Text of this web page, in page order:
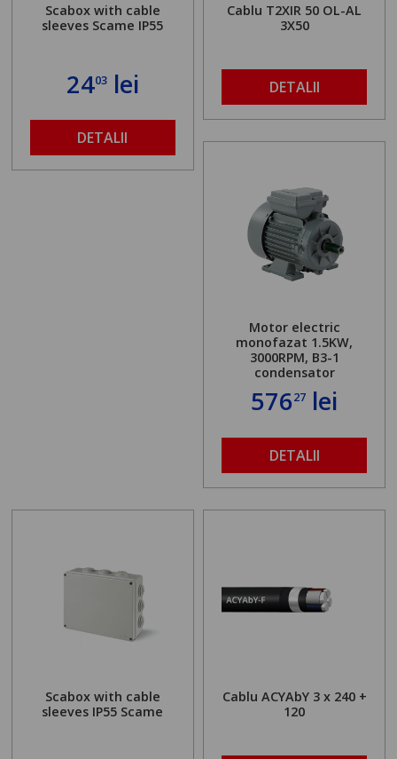
Scabox with cable
sleeves Scame IP55
2403lei
DETALII
Cablu T2XIR 50 OL-AL
3X50
DETALII
Motor electric
monofazat 1.5KW,
3000RPM, B3-1
condensator
57627 lei
DETALII
Scabox with cable
sleeves IP55 Scame
Cablu ACYAbY 3 x 240 +
120